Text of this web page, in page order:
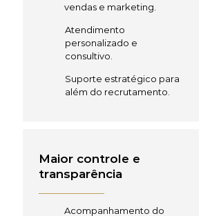
vendas e marketing.
Atendimento
personalizado e
consultivo.
Suporte estratégico para
além do recrutamento.
Maior controle e
transparência
Acompanhamento do